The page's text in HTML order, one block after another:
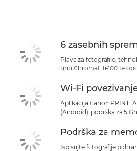
KUPITE TINTU
6 zasebnih
Plava za fotografije,
tinti ChromaLife100 te
Wi-Fi
Aplikacija Canon PRINT,
(Android), podrška za 5
Podrška za
Ispisujte fotografije